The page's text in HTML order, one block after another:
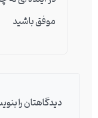
موفق باشید
دیدگاهتان را